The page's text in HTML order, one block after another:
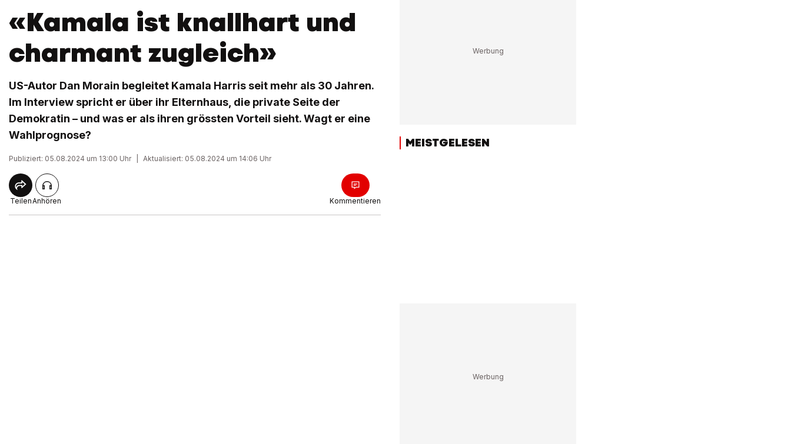
«Kamala ist knallhart und
charmant zugleich»
US-Autor Dan Morain begleitet Kamala Harris seit mehr als 30 Jahren.
Im Interview spricht er über ihr Elternhaus, die private Seite der
Demokratin – und was er als ihren grössten Vorteil sieht. Wagt er eine
Wahlprognose?
Publiziert: 05.08.2024 um 13:00 Uhr Aktualisiert: 05.08.2024 um 14:06 Uhr
TeilenAnhören Kommentieren
MEISTGELESEN